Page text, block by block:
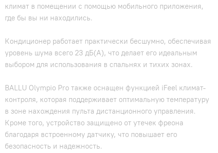
климат в помещении с помощью мобильного приложения,
где бы вы ни находились.
Кондиционер работает практически бесшумно, обеспечивая
уровень шума всего 23 дБ(A), что делает его идеальным
выбором для использования в спальнях и тихих зонах.
BALLU Olympio Pro также оснащен функцией iFeel климат-
контроля, которая поддерживает оптимальную температуру
в зоне нахождения пульта дистанционного управления.
Кроме того, устройство защищено от утечек фреона
благодаря встроенному датчику, что повышает его
безопасность и надежность.